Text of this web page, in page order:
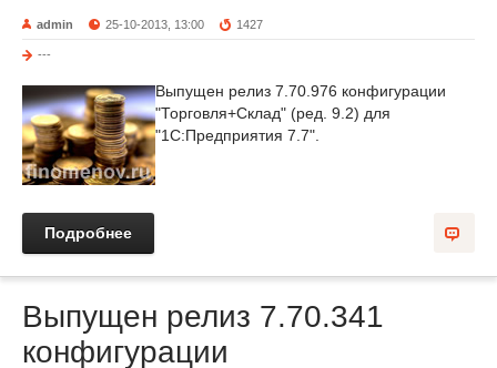
admin 25-10-2013, 13:00 1427
---
Выпущен релиз 7.70.976 конфигурации
"Торговля+Склад" (ред. 9.2) для
"1С:Предприятия 7.7".
Подробнее
Выпущен релиз 7.70.341
конфигурации